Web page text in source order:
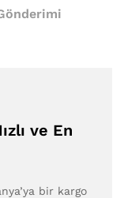
ve En
bir kargo